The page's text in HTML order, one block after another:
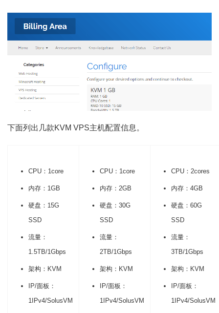
下面列出几款KVM VPS主机配置信息。
CPU：1core
内存：1GB
硬盘：15G
SSD
流量：
1.5TB/1Gbps
架构：KVM
IP/面板：
1IPv4/SolusVM
CPU：1core
内存：2GB
硬盘：30G
SSD
流量：
2TB/1Gbps
架构：KVM
IP/面板：
1IPv4/SolusVM
CPU：2cores
内存：4GB
硬盘：60G
SSD
流量：
3TB/1Gbps
架构：KVM
IP/面板：
1IPv4/SolusVM